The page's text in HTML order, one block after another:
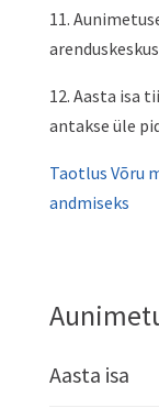
11.
12. Aasta isa
antakse üle
Taotlus Võru
andmiseks
Aasta isa